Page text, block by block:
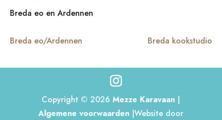
Breda eo en Ardennen
Breda eo/Ardennen Breda kookstudio
Copyright © 2026Mezze Karavaan |
Algemene voorwaarden |Website door